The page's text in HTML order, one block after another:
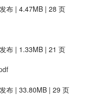
布 | 4.47MB | 28 页
布 | 1.33MB | 21 页
布 | 33.80MB | 29 页